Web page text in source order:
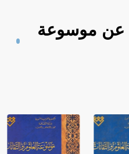
عن موسوعة